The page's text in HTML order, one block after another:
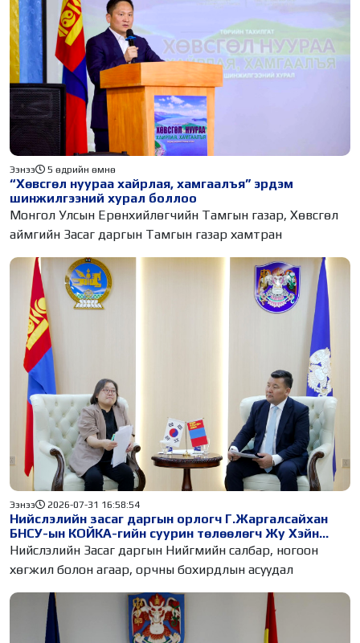
“Хөвсгөл нуураа хайрлая, хамгаалъя” эрдэм
шинжилгээний хурал боллоо
Ээнээ 5 өдрийн өмнө
Монгол Улсын Ерөнхийлөгчийн Тамгын газар, Хөвсгөл
аймгийн Засаг даргын Тамгын газар хамтран
Нийслэлийн засаг даргын орлогч Г.Жаргалсайхан
БНСУ-ын КОЙКА-гийн суурин төлөөлөгч Жу Хэйн
Нантай уулзлаа
Ээнээ 2026-07-31 16:58:54
Нийслэлийн Засаг даргын Нийгмийн салбар, ногоон
хөгжил болон агаар, орчны бохирдлын асуудал